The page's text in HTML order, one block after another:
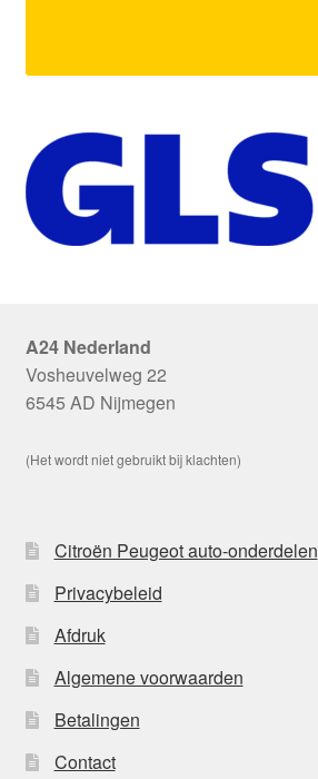
A24 Nederland
Vosheuvelweg 22
6545 AD Nijmegen
(Het wordt niet gebruikt bij klachten)
Citroën Peugeot auto-onderdelen
Privacybeleid
Afdruk
Algemene voorwaarden
Betalingen
Contact